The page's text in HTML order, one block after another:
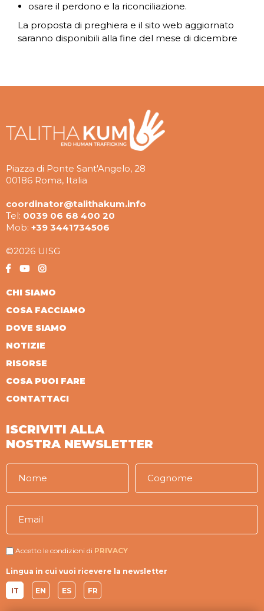
osare il perdono e la riconciliazione.
La proposta di preghiera e il sito web aggiornato
saranno disponibili alla fine del mese di dicembre
Piazza di Ponte Sant'Angelo, 28
00186 Roma, Italia
coordinator@talithakum.info
Tel: 0039 06 68 400 20
Mob: +39 3441734506
©2026 UISG
CHI SIAMO
COSA FACCIAMO
DOVE SIAMO
NOTIZIE
RISORSE
COSA PUOI FARE
CONTATTACI
ISCRIVITI ALLA
NOSTRA NEWSLETTER
Accetto le condizioni di PRIVACY
Lingua in cui vuoi ricevere la newsletter
IT EN ES FR